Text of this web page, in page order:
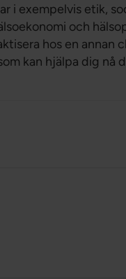
i exempelvis etik,
och
hos en annan
kan hjälpa dig nå